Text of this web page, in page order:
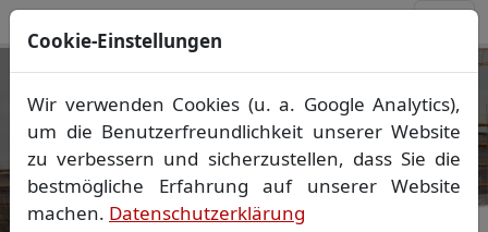
Ihr Vermessungsbüro in
Mecklenburg-Vorpommern
Wir vermessen Ihr Grundstück
Lageplan Absteckung▪Bauvermessung ▪
Gebäudeeinmessung
Grenzfeststellung▪Amtliche Auskünfte und
Vorheriges Bild
Cookie-Einstellungen
Wir verwenden Cookies (u. a. Google Analytics),
um die Benutzerfreundlichkeit unserer Website
zu verbessern und sicherzustellen, dass Sie die
bestmögliche Erfahrung auf unserer Website
machen. Datenschutzerklärung